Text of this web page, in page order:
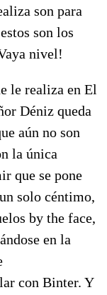
son para
son los
nivel!
le realiza en El
Déniz queda
aún no son
la única
que se pone
solo céntimo,
by the face,
en la
con Binter. Y